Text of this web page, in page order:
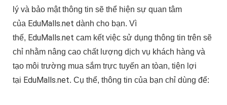
lý và bảo mật thông tin sẽ thể hiện sự quan tâm
của EduMalls.net dành cho bạn. Vì
thế, EduMalls.net cam kết việc sử dụng thông tin trên sẽ
chỉ nhằm nâng cao chất lượng dịch vụ khách hàng và
tạo môi trường mua sắm trực tuyến an tòan, tiện lợi
tại EduMalls.net. Cụ thể, thông tin của bạn chỉ dùng để: